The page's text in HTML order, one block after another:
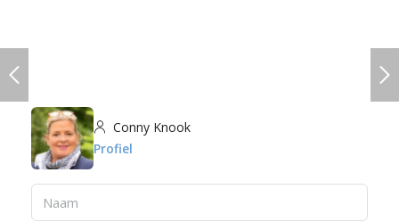
Conny Knook
Profiel